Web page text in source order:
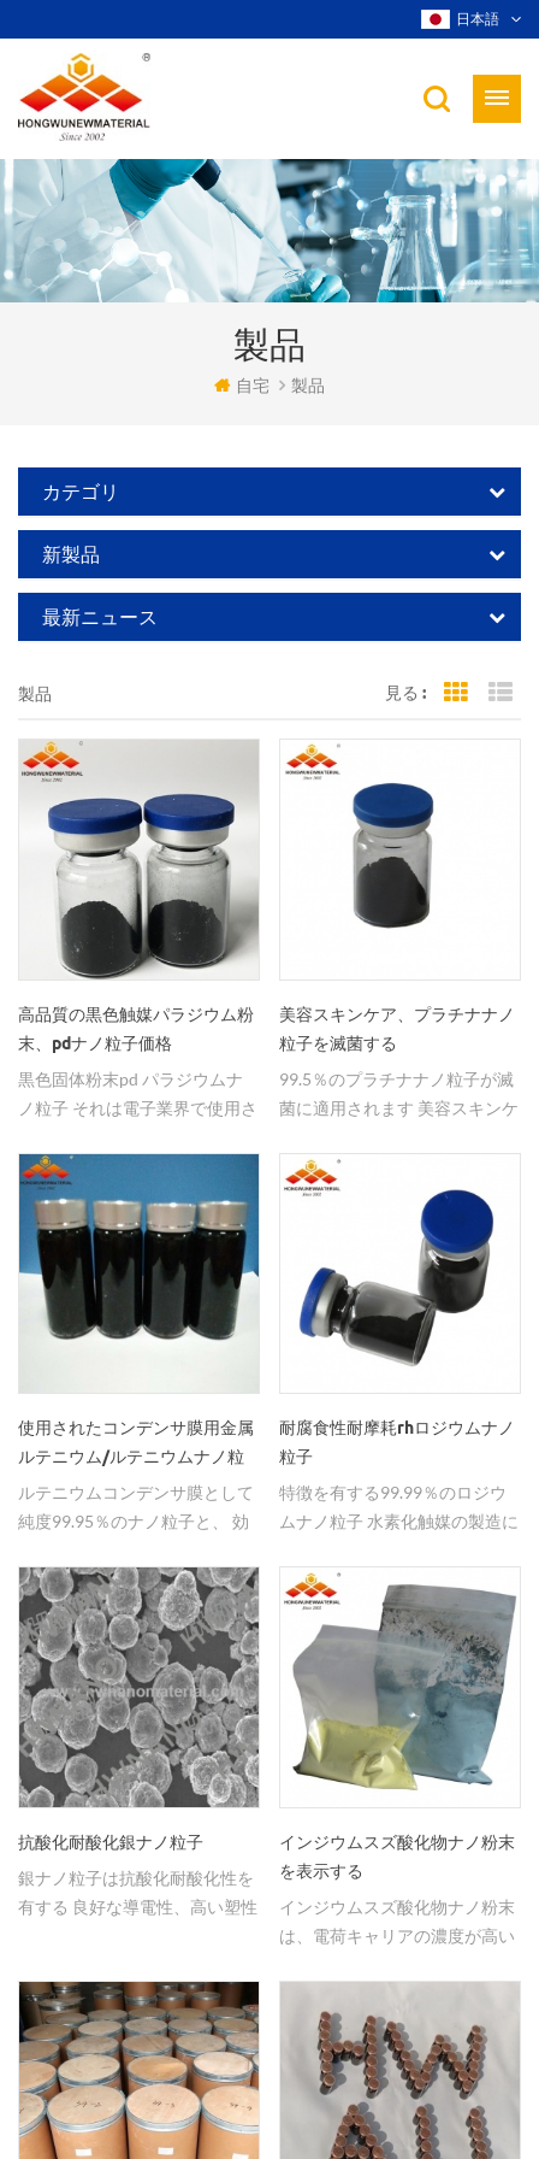
日本語
製品
自宅 製品
カテゴリ
新製品
最新ニュース
製品 見る : Grid
高品質の黒色触媒パラジウム粉
末、pdナノ粒子価格
黒色固体粉末pd パラジウムナ
ノ粒子 それは電子業界で使用さ
給高品質の粉末pd。
美容スキンケア、プラチナナノ
粒子を滅菌する
99.5％のプラチナナノ粒子が滅
菌に適用されます 美容スキンケ
使用されたコンデンサ膜用金属
ルテニウム/ルテニウムナノ粒
子
ルテニウムコンデンサ膜として
純度99.95％のナノ粒子と、 効
耐腐食性耐摩耗rhロジウムナノ
粒子
特徴を有する99.99％のロジウ
ムナノ粒子 水素化触媒の製造に
抗酸化耐酸化銀ナノ粒子
銀ナノ粒子は抗酸化耐酸化性を
有する 良好な導電性、高い塑性
インジウムスズ酸化物ナノ粉末
を表示する
インジウムスズ酸化物ナノ粉末
は、電荷キャリアの濃度が高い